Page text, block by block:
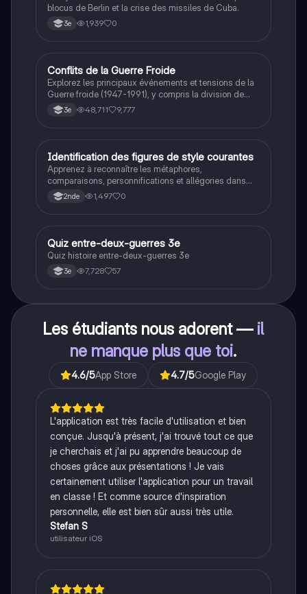
blocus de Berlin et la crise des missiles de Cuba.
3e 1,939 0
Histoire
Conflits de la Guerre Froide
Explorez les principaux événements et tensions de la
Guerre froide (1947-1991), y compris la division de
l'Allemagne, la crise de Cuba, la guerre du Vietnam, et
la course à l'espace. Cette fiche de révision couvre les
historique.
3e 48,711 9,777
IFrançais
Identification des figures de style courantes
Apprenez à reconnaître les métaphores,
comparaisons, personnifications et allégories dans
des phrases simples.
2nde 1,497 0
QHistoire
Quiz entre-deux-guerres 3e
Quiz histoire entre-deux-guerres 3e
3e 7,728 57
Les étudiants nous adorent — il
ne manque plus que toi.
4.6/5App Store 4.7/5Google Play
L'application est très facile d'utilisation et bien
conçue. Jusqu'à présent, j'ai trouvé tout ce que
je cherchais et j'ai pu apprendre beaucoup de
choses grâce aux présentations ! Je vais
certainement utiliser l'application pour un travail
en classe ! Et comme source d'inspiration
personnelle, elle est bien sûr aussi très utile.
Stefan S
utilisateur iOS